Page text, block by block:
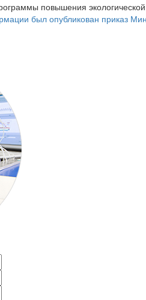
повышения
был опубликован приказ